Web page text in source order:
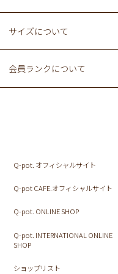
サイズについて
会員ランクについて
Q-pot. オフィシャルサイト
Q-pot CAFE.オフィシャルサイト
Q-pot. ONLINE SHOP
Q-pot. INTERNATIONAL ONLINE
SHOP
ショップリスト